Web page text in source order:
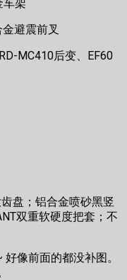
车架
避震前叉
MC410后变、EF60
盘；铝合金喷砂黑竖
双重软硬度把套；不
像前面的都没补图。